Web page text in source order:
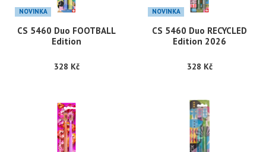
NOVINKA
CS 5460 Duo FOOTBALL
Edition
328 Kč
NOVINKA
CS 5460 Duo RECYCLED
Edition 2026
328 Kč